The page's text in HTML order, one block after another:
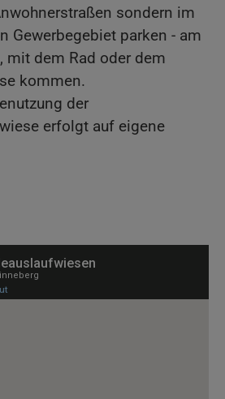
sondern im
Gewerbegebiet parken - am
mit dem Rad oder dem
kommen.
der
erfolgt auf eigene